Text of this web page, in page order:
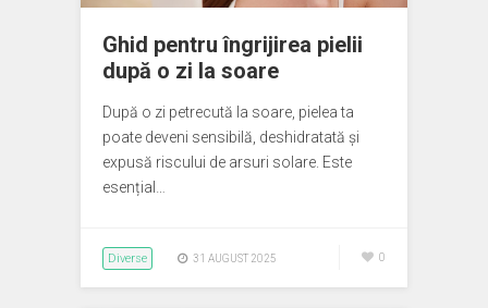
Ghid pentru îngrijirea pielii
după o zi la soare
După o zi petrecută la soare, pielea ta
poate deveni sensibilă, deshidratată și
expusă riscului de arsuri solare. Este
esențial…
Diverse 31 AUGUST 2025 0